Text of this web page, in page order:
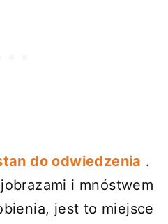
do odwiedzenia .
i mnóstwem
jest to miejsce